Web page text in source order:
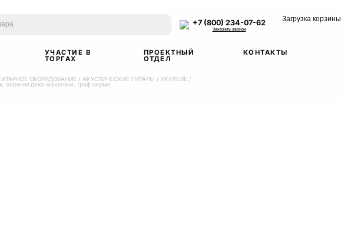
+7 (800) 234-07-62
Заказать звонок
Загрузка корзины
УЧАСТИЕ В
ТОРГАХ
ПРОЕКТНЫЙ
ОТДЕЛ
КОНТАКТЫ
ОБОРУДОВАНИЕ / АКУСТИЧЕСКИЕ ГИТАРЫ / УКУЛЕЛЕ /
верхняя дека махагони, гриф окуме